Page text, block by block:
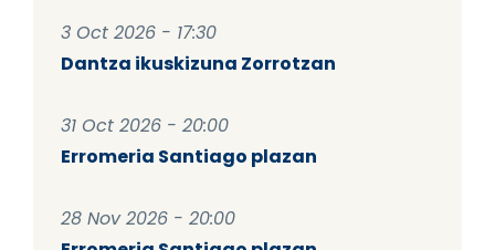
3 Oct 2026 - 17:30
Dantza ikuskizuna Zorrotzan
31 Oct 2026 - 20:00
Erromeria Santiago plazan
28 Nov 2026 - 20:00